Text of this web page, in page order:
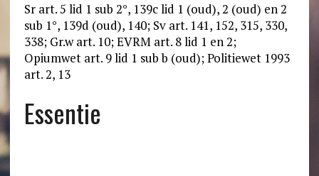
Sr art. 5 lid 1 sub 2°, 139c lid 1 (oud), 2 (oud) en 2
sub 1°, 139d (oud), 140; Sv art. 141, 152, 315, 330,
338; Gr.w art. 10; EVRM art. 8 lid 1 en 2;
Opiumwet art. 9 lid 1 sub b (oud); Politiewet 1993
art. 2, 13
Essentie